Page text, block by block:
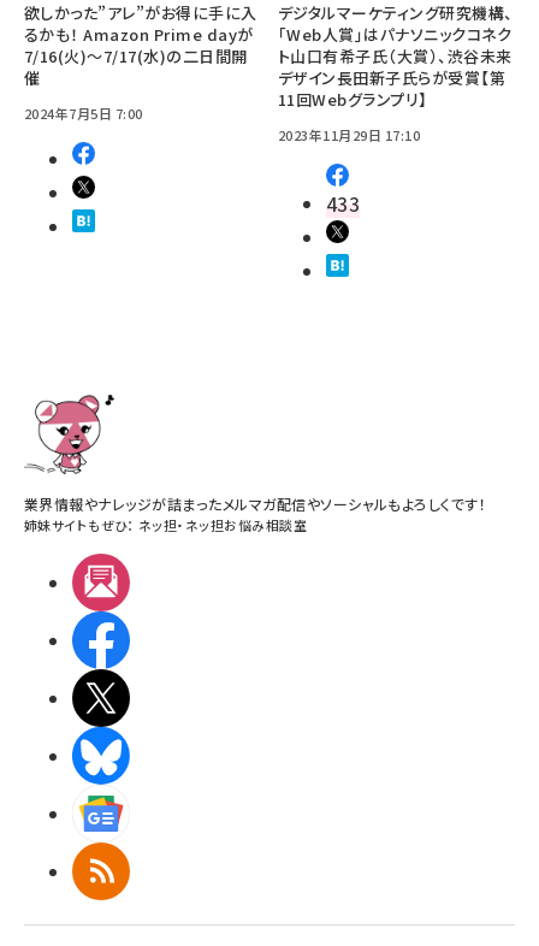
欲しかった”アレ”がお得に手に入
るかも！ Amazon Prime dayが
7/16(火)～7/17(水)の二日間開
催
2024年7月5日 7:00
デジタルマーケティング研究機構、
「Web人賞」はパナソニックコネク
ト山口有希子氏（大賞）、渋谷未来
デザイン長田新子氏らが受賞【第
11回Webグランプリ】
2023年11月29日 17:10
433
業界情報やナレッジが詰まったメルマガ配信やソーシャルもよろしくです！
姉妹サイトもぜひ： ネッ担・ ネッ担お悩み相談室
RSS